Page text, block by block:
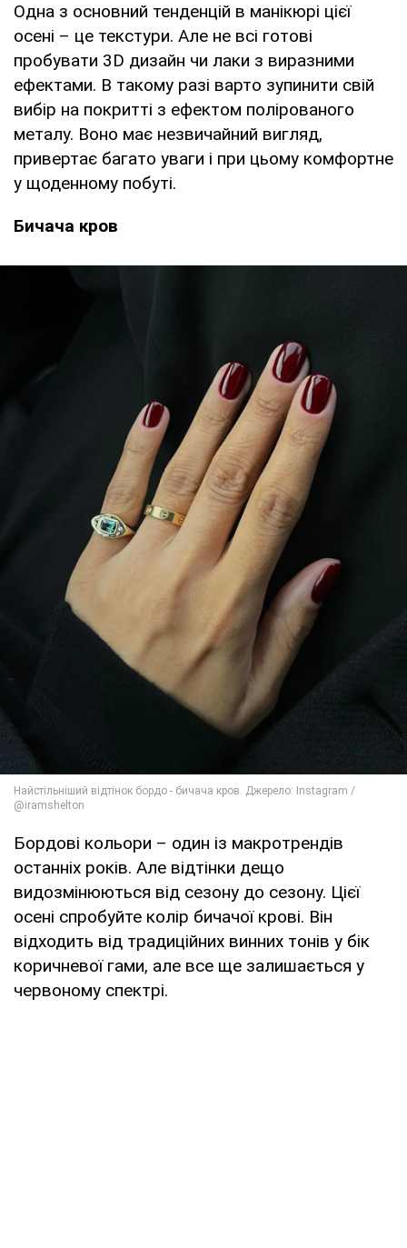
Одна з основний тенденцій в манікюрі цієї
осені – це текстури. Але не всі готові
пробувати 3D дизайн чи лаки з виразними
ефектами. В такому разі варто зупинити свій
вибір на покритті з ефектом полірованого
металу. Воно має незвичайний вигляд,
привертає багато уваги і при цьому комфортне
у щоденному побуті.
Бичача кров
Бордові кольори – один із макротрендів
останніх років. Але відтінки дещо
видозмінюються від сезону до сезону. Цієї
осені спробуйте колір бичачої крові. Він
відходить від традиційних винних тонів у бік
коричневої гами, але все ще залишається у
червоному спектрі.